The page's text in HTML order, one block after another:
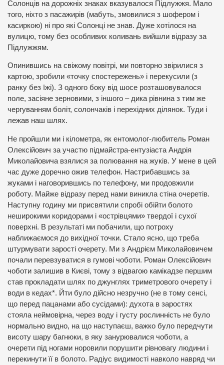
Солонців на дорожніх знаках вказувалося Підлужжя. Мало
того, ніхто з пасажирів (мабуть, змовилися з шофером і
касиркою) ні про які Солонці не знав. Дуже хотілося на
вулицю, тому без особливих коливань вийшли відразу за
Підлужжям.
Опинившись на свіжому повітрі, ми повторно звірилися з
картою, зробили «точку спостережень» і перекусили (з
ранку без їжі). З одного боку від шосе розташовувалося
поле, засіяне зерновими, з іншого – дика рівнина з тим же
чергуванням боліт, солончаків і перехідних ділянок. Туди і
лежав наш шлях.
Не пройшли ми і кілометра, як ентомолог-любитель Роман
Олексійович за участю підмайстра-ентузіаста Андрія
Миколайовича взялися за полювання на жуків. У мене в цей
час дуже доречно ожив телефон. Настрибавшись за
жуками і наговорившись по телефону, ми продовжили
роботу. Майже відразу перед нами виникла стіна очеретів.
Наступну годину ми присвятили спробі обійти болото
неширокими коридорами і «острівцями» твердої і сухої
поверхні. В результаті ми побачили, що потроху
наближаємося до вихідної точки. Стало ясно, що треба
штурмувати зарості очерету. Ми з Андрієм Миколайовичем
почали перевзуватися в гумові чоботи. Роман Олексійович
чоботи залишив в Києві, тому з відвагою камікадзе першим
став прокладати шлях по джунглях триметрового очерету і
води в кедах*. Йти було дійсно незручно (не в тому сенсі,
що перед пацанами або сусідами): духота в заростях
стояла неймовірна, через воду і густу рослинність не було
нормально видно, на що наступаєш, важко було передчути
висоту шару багнюки, в яку занурювалися чоботи, а
очерети під ногами норовили порушити рівновагу людини і
перекинути її в болото. Радіус видимості навколо навряд чи